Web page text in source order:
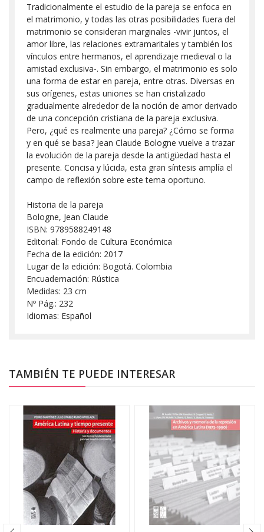
Tradicionalmente el estudio de la pareja se enfoca en
el matrimonio, y todas las otras posibilidades fuera del
matrimonio se consideran marginales -vivir juntos, el
amor libre, las relaciones extramaritales y también los
vínculos entre hermanos, el aprendizaje medieval o la
amistad exclusiva-. Sin embargo, el matrimonio es solo
una forma de estar en pareja, entre otras. Diversas en
sus orígenes, estas uniones se han cristalizado
gradualmente alrededor de la noción de amor derivado
de una concepción cristiana de la pareja exclusiva.
Pero, ¿qué es realmente una pareja? ¿Cómo se forma
y en qué se basa? Jean Claude Bologne vuelve a trazar
la evolución de la pareja desde la antigüedad hasta el
presente. Concisa y lúcida, esta gran síntesis amplía el
campo de reflexión sobre este tema oportuno.
Historia de la pareja
Bologne, Jean Claude
ISBN: 9789588249148
Editorial: Fondo de Cultura Económica
Fecha de la edición: 2017
Lugar de la edición: Bogotá. Colombia
Encuadernación: Rústica
Medidas: 23 cm
Nº Pág.: 232
Idiomas: Español
TAMBIÉN TE PUEDE INTERESAR